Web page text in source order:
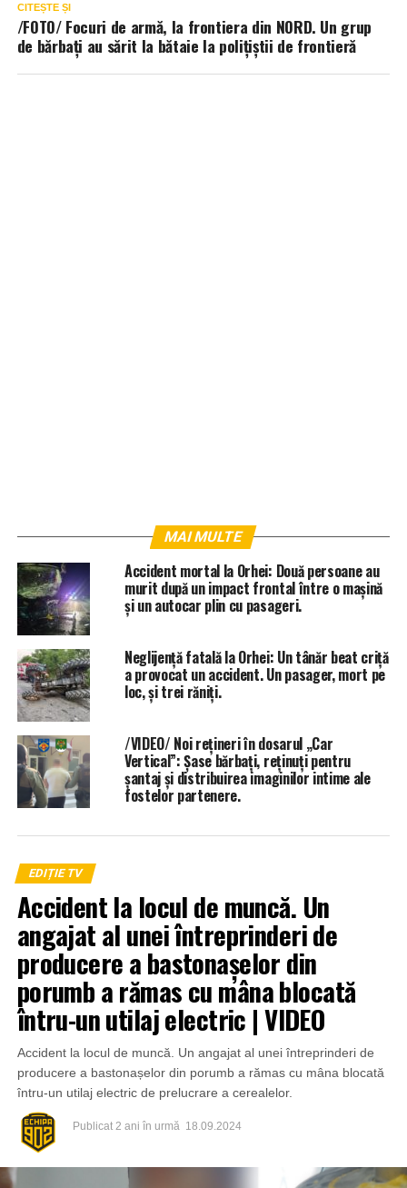
CITEȘTE ȘI
/FOTO/ Focuri de armă, la frontiera din NORD. Un grup
de bărbați au sărit la bătaie la polițiștii de frontieră
MAI MULTE
Accident mortal la Orhei: Două persoane au
murit după un impact frontal între o mașină
și un autocar plin cu pasageri.
Neglijență fatală la Orhei: Un tânăr beat criță
a provocat un accident. Un pasager, mort pe
loc, și trei răniți.
/VIDEO/ Noi rețineri în dosarul „Car
Vertical”: Șase bărbați, reținuți pentru
șantaj și distribuirea imaginilor intime ale
fostelor partenere.
EDIȚIE TV
Accident la locul de muncă. Un
angajat al unei întreprinderi de
producere a bastonașelor din
porumb a rămas cu mâna blocată
întru-un utilaj electric | VIDEO
Accident la locul de muncă. Un angajat al unei întreprinderi de
producere a bastonașelor din porumb a rămas cu mâna blocată
întru-un utilaj electric de prelucrare a cerealelor.
Publicat 2 ani în urmă 18.09.2024